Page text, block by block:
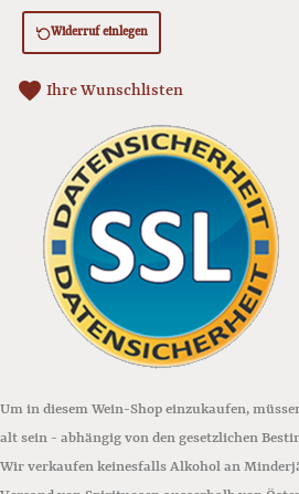
Widerruf einlegen
favorite Ihre Wunschlisten
Um in diesem Wein-Shop einzukaufen,
alt sein - abhängig von den gesetzlichen
Wir verkaufen keinesfalls Alkohol an